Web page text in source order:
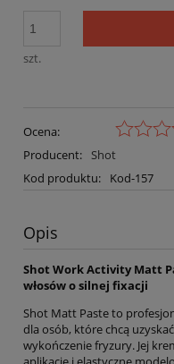
szt.
Ocena:
Producent:
Shot
Kod produktu:
Kod-157
Opis
Shot Work Activity Matt
włosów o silnej fixacji
Shot Matt Paste to
dla osób, które chcą
wykończenie fryzury. Jej